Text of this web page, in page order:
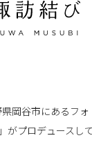
岡谷市にある フ
がプロデュースし